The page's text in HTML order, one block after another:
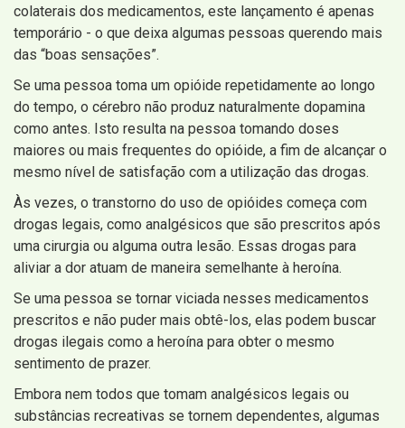
colaterais dos medicamentos, este lançamento é apenas
temporário - o que deixa algumas pessoas querendo mais
das “boas sensações”.
Se uma pessoa toma um opióide repetidamente ao longo
do tempo, o cérebro não produz naturalmente dopamina
como antes. Isto resulta na pessoa tomando doses
maiores ou mais frequentes do opióide, a fim de alcançar o
mesmo nível de satisfação com a utilização das drogas.
Às vezes, o transtorno do uso de opióides começa com
drogas legais, como analgésicos que são prescritos após
uma cirurgia ou alguma outra lesão. Essas drogas para
aliviar a dor atuam de maneira semelhante à heroína.
Se uma pessoa se tornar viciada nesses medicamentos
prescritos e não puder mais obtê-los, elas podem buscar
drogas ilegais como a heroína para obter o mesmo
sentimento de prazer.
Embora nem todos que tomam analgésicos legais ou
substâncias recreativas se tornem dependentes, algumas